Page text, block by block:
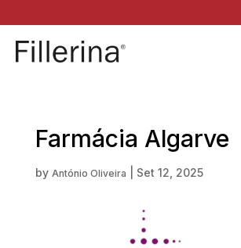
Farmácia Algarve
by António Oliveira Set 12, 2025